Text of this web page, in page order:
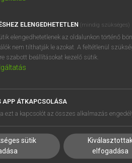
RÓLUNK
ELÉRHETŐSÉG
SÜTI BEÁLLÍTÁSOK
ELENGEDHETETLEN (mindig szükséges)
elengedhetetlenek az oldalunkon történő
nem tilthatják le azokat. A feltétlenül
szabott beállításokat kezelő sütik.
APP ÁTKAPCSOLÁSA
ezt a kapcsolót az összes alkalmazás
sütik
elfogadása